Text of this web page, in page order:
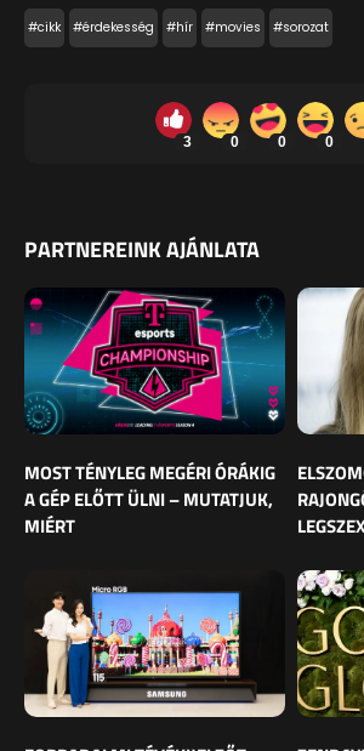
#cikk #érdekesség #hír #movies #sorozat
3 0 0 0
PARTNEREINK AJÁNLATA
MOST TÉNYLEG MEGÉRI ÓRÁKIG
A GÉP ELŐTT ÜLNI – MUTATJUK,
MIÉRT